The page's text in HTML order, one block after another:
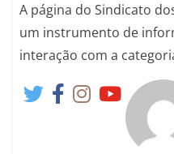
A página do Sindicato
um instrumento de
interação com a